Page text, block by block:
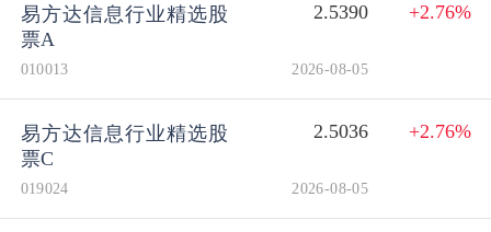
易方达信息行业精选股
票A
2.5390 +2.76%
010013 2026-08-05
易方达信息行业精选股
票C
2.5036 +2.76%
019024 2026-08-05